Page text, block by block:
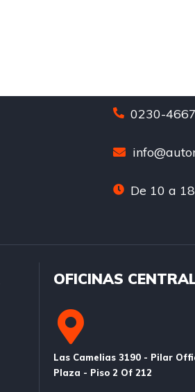
0230-
De 10 a
OFICINAS
Las Camelias 3190 - Pilar
Plaza - Piso 2 Of 212